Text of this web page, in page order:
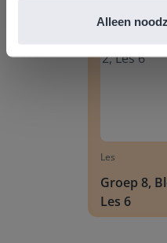
Alleen
Les
Groep 8,
Les 6